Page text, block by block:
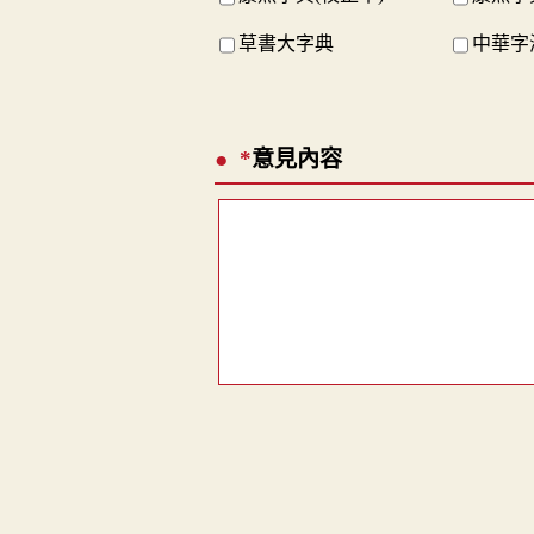
草書大字典 中華字
*意見內容